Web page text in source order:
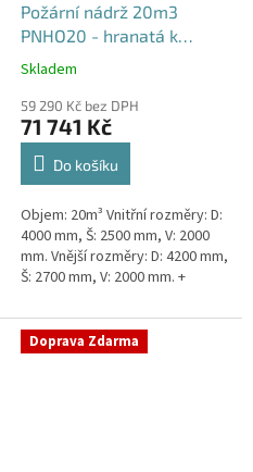
Požární nádrž 20m3
PNHO20 - hranatá k
obetonování
Průměrné
produktu
je
5,0
hvězdiček.
Skladem
59 290 Kč bez DPH
71 741 Kč
Do košíku
Objem: 20m³ Vnitřní rozměry: D:
4000 mm, Š: 2500 mm, V: 2000
mm. Vnější rozměry: D: 4200 mm,
Š: 2700 mm, V: 2000 mm. +
týdny od objednávky....
Doprava Zdarma